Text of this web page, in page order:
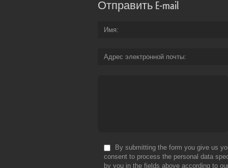
Отправить E-mail
Имя
Адрес электронной почты
By submitting the form you give us
consent to process the personal data
by you in the fields above according to